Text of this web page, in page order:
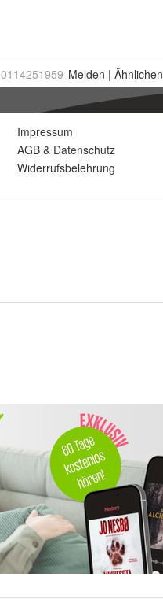
0114251959 Melden | Ähnlichen
Impressum
AGB & Datenschutz
Widerrufsbelehrung